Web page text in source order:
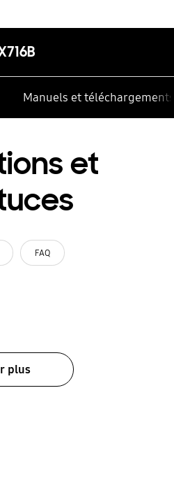
Manuels et téléchargements
et
FAQ
plus